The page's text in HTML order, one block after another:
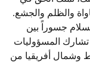
والظلم والجشع.
جسوراً بين
المسؤوليات
وشمال أفريقيا من